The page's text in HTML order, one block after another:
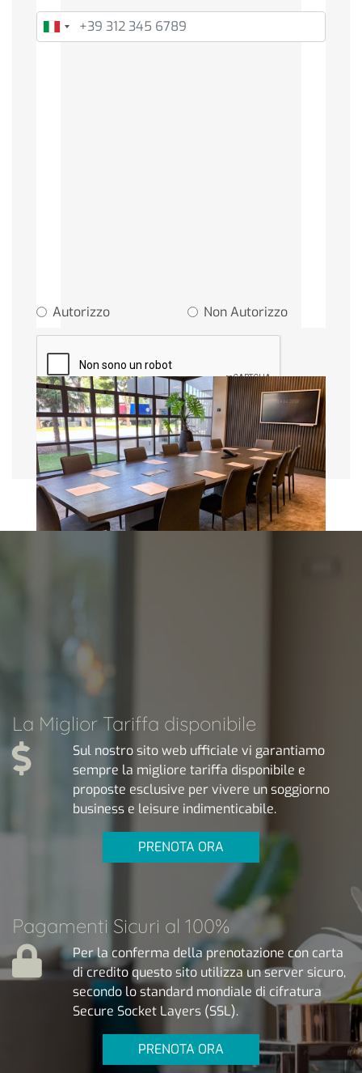
lieti…
Autorizzo Non Autorizzo
Invia
La Miglior Tariffa disponibile
Sul nostro sito web ufficiale vi garantiamo
sempre la migliore tariffa disponibile e
proposte esclusive per vivere un soggiorno
business e leisure indimenticabile.
PRENOTA ORA
Pagamenti Sicuri al 100%
Per la conferma della prenotazione con carta
di credito questo sito utilizza un server sicuro,
secondo lo standard mondiale di cifratura
Secure Socket Layers (SSL).
PRENOTA ORA